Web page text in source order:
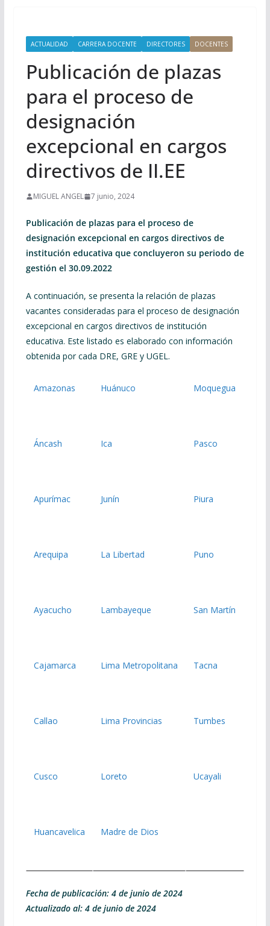
ACTUALIDAD CARRERA DOCENTE DIRECTORES DOCENTES
Publicación de plazas
para el proceso de
designación
excepcional en cargos
directivos de II.EE
MIGUEL ANGEL 7 junio, 2024
Publicación de plazas para el proceso de
designación excepcional en cargos directivos de
institución educativa que concluyeron su periodo de
gestión el 30.09.2022
A continuación, se presenta la relación de plazas
vacantes consideradas para el proceso de designación
excepcional en cargos directivos de institución
educativa. Este listado es elaborado con información
obtenida por cada DRE, GRE y UGEL.
Amazonas
Áncash
Apurímac
Arequipa
Ayacucho
Cajamarca
Callao
Cusco
Huancavelica
Huánuco
Ica
Junín
La Libertad
Lambayeque
Lima Metropolitana
Lima Provincias
Loreto
Madre de Dios
Moquegua
Pasco
Piura
Puno
San Martín
Tacna
Tumbes
Ucayali
Fecha de publicación: 4 de junio de 2024
Actualizado al: 4 de junio de 2024